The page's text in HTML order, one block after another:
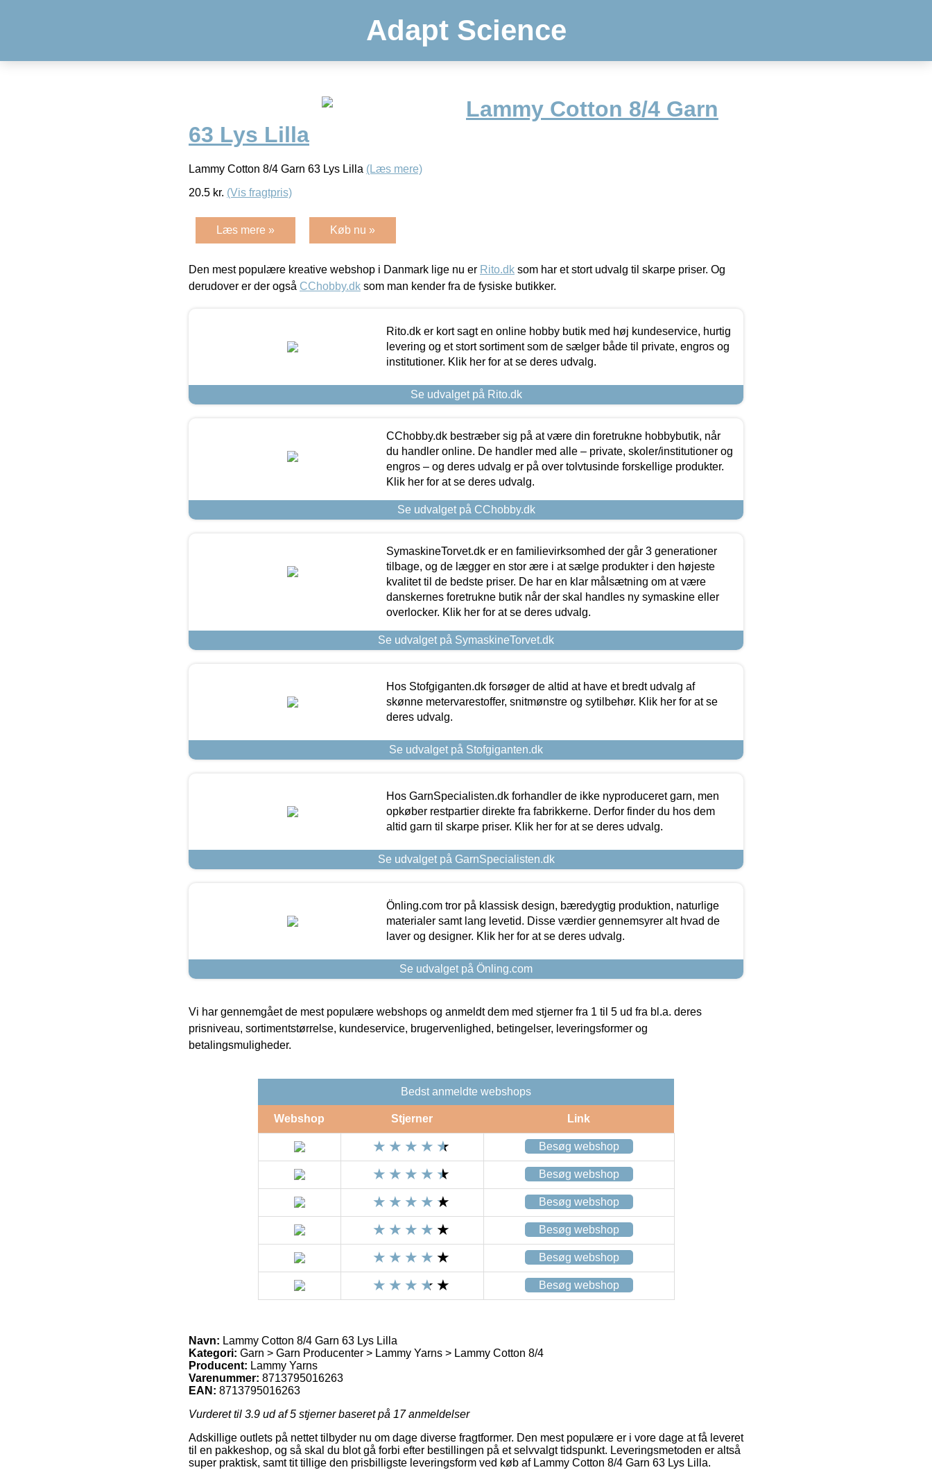
Adapt Science
Lammy Cotton 8/4 Garn
63 Lys Lilla
Lammy Cotton 8/4 Garn 63 Lys Lilla (Læs mere)
20.5 kr. (Vis fragtpris)
Læs mere » Køb nu »
Den mest populære kreative webshop i Danmark lige nu er Rito.dk som har et stort udvalg til skarpe priser. Og
derudover er der også CChobby.dk som man kender fra de fysiske butikker.
Rito.dk er kort sagt en online hobby butik med høj kundeservice, hurtig
levering og et stort sortiment som de sælger både til private, engros og
institutioner. Klik her for at se deres udvalg.
Se udvalget på Rito.dk
CChobby.dk bestræber sig på at være din foretrukne hobbybutik, når
du handler online. De handler med alle – private, skoler/institutioner og
engros – og deres udvalg er på over tolvtusinde forskellige produkter.
Klik her for at se deres udvalg.
Se udvalget på CChobby.dk
SymaskineTorvet.dk er en familievirksomhed der går 3 generationer
tilbage, og de lægger en stor ære i at sælge produkter i den højeste
kvalitet til de bedste priser. De har en klar målsætning om at være
danskernes foretrukne butik når der skal handles ny symaskine eller
overlocker. Klik her for at se deres udvalg.
Se udvalget på SymaskineTorvet.dk
Hos Stofgiganten.dk forsøger de altid at have et bredt udvalg af
skønne metervarestoffer, snitmønstre og sytilbehør. Klik her for at se
deres udvalg.
Se udvalget på Stofgiganten.dk
Hos GarnSpecialisten.dk forhandler de ikke nyproduceret garn, men
opkøber restpartier direkte fra fabrikkerne. Derfor finder du hos dem
altid garn til skarpe priser. Klik her for at se deres udvalg.
Se udvalget på GarnSpecialisten.dk
Önling.com tror på klassisk design, bæredygtig produktion, naturlige
materialer samt lang levetid. Disse værdier gennemsyrer alt hvad de
laver og designer. Klik her for at se deres udvalg.
Se udvalget på Önling.com
Vi har gennemgået de mest populære webshops og anmeldt dem med stjerner fra 1 til 5 ud fra bl.a. deres
prisniveau, sortimentstørrelse, kundeservice, brugervenlighed, betingelser, leveringsformer og
betalingsmuligheder.
Bedst anmeldte webshops
Webshop Stjerner Link
Besøg webshop
Besøg webshop
Besøg webshop
Besøg webshop
Besøg webshop
Besøg webshop
Navn: Lammy Cotton 8/4 Garn 63 Lys Lilla
Kategori: Garn > Garn Producenter > Lammy Yarns > Lammy Cotton 8/4
Producent: Lammy Yarns
Varenummer: 8713795016263
EAN: 8713795016263
Vurderet til 3.9 ud af 5 stjerner baseret på 17anmeldelser
Adskillige outlets på nettet tilbyder nu om dage diverse fragtformer. Den mest populære er i vore dage at få leveret
til en pakkeshop, og så skal du blot gå forbi efter bestillingen på et selvvalgt tidspunkt. Leveringsmetoden er altså
super praktisk, samt tit tillige den prisbilligste leveringsform ved køb af Lammy Cotton 8/4 Garn 63 Lys Lilla.